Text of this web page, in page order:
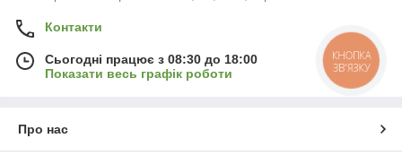
Контакти
Сьогодні працює з 08:30 до 18:00
Показати весь графік роботи
Про нас
КНОПКА
ЗВ'ЯЗКУ